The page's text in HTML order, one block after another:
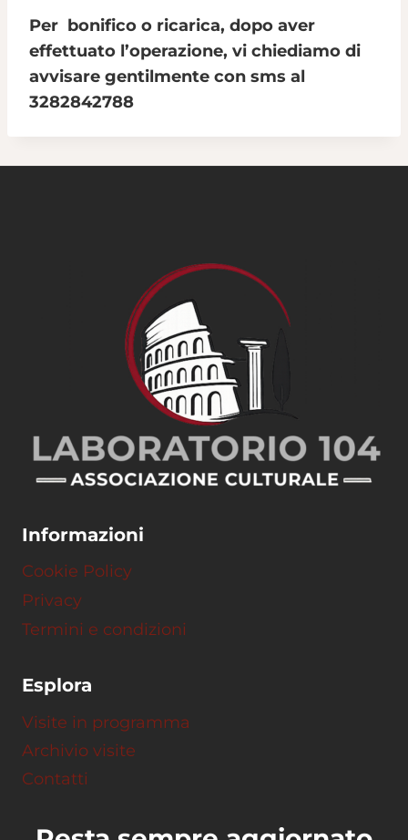
Per bonifico o ricarica, dopo aver
effettuato l’operazione, vi chiediamo di
avvisare gentilmente con sms al
3282842788
Informazioni
Cookie Policy
Privacy
Termini e condizioni
Esplora
Visite in programma
Archivio visite
Contatti